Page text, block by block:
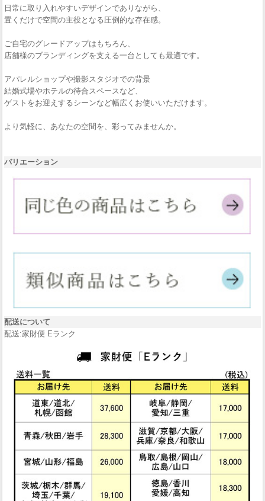
日常に取り入れやすいデザインでありながら、
置くだけで空間の主役となる圧倒的な存在感。
ご自宅のグレードアップはもちろん、
店舗様のブランディングを支える一台としても最適です。
アパレルショップや撮影スタジオでの背景
結婚式場やホテルの待合スペースなど、
ゲストをお迎えするシーンなど幅広くお使いいただけます。
より気軽に、あなたの空間を、彩ってみませんか。
バリエーション
配送について
配送:家財便 Eランク